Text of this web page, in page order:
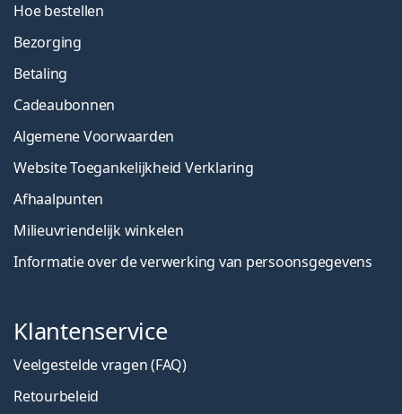
Hoe bestellen
Bezorging
Betaling
Cadeaubonnen
Algemene Voorwaarden
Website Toegankelijkheid Verklaring
Afhaalpunten
Milieuvriendelijk winkelen
Informatie over de verwerking van persoonsgegevens
Klantenservice
Veelgestelde vragen (FAQ)
Retourbeleid